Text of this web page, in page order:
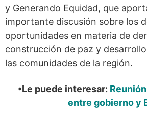
y Generando Equidad, que
importante discusión sobre los
oportunidades en materia de
construcción de paz y
las comunidades de la región.
•Le puede interesar:
entre gobierno y